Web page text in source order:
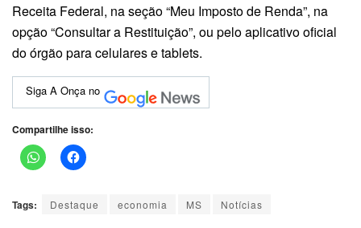
Receita Federal, na seção “Meu Imposto de Renda”, na
opção “Consultar a Restituição”, ou pelo aplicativo oficial
do órgão para celulares e tablets.
Siga A Onça no
Compartilhe isso:
Tags: Destaque economia MS Notícias